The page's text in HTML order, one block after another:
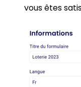
vous êtes